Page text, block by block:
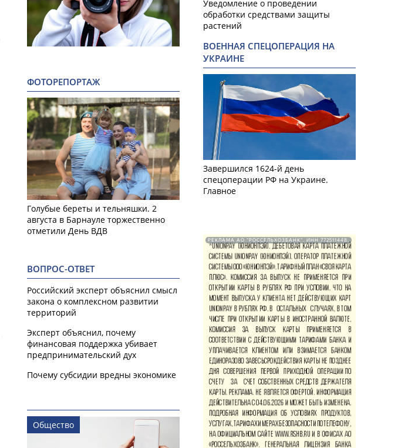
ФОТОРЕПОРТАЖ
Голубые береты и тельняшки. 2
августа в Барнауле торжественно
отметили День ВДВ
ВОПРОС-ОТВЕТ
Российский эксперт объяснил смысл
закона о комплексном развитии
территорий
Эксперт объяснил, почему
финансовая поддержка убивает
предпринимательский дух
Почему субсидии вредны экономике
Общество
Уведомление о проведении
обработки средствами защиты
растений
ВОЕННАЯ СПЕЦОПЕРАЦИЯ НА
УКРАИНЕ
Завершился 1624-й день
спецоперации РФ на Украине.
Главное
РЕКЛАМА АО "РОССЕЛЬХОЗБАНК". ИНН 772511448.